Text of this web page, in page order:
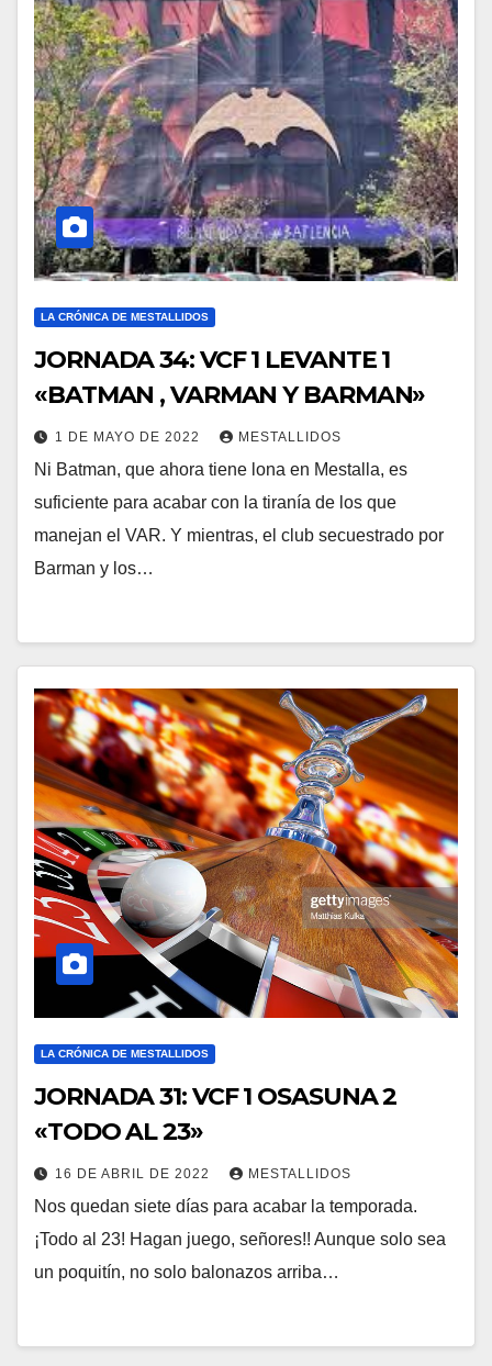
LA CRÓNICA DE MESTALLIDOS
JORNADA 34: VCF 1 LEVANTE 1
«BATMAN , VARMAN Y BARMAN»
1 DE MAYO DE 2022 MESTALLIDOS
Ni Batman, que ahora tiene lona en Mestalla, es
suficiente para acabar con la tiranía de los que
manejan el VAR. Y mientras, el club secuestrado por
Barman y los…
LA CRÓNICA DE MESTALLIDOS
JORNADA 31: VCF 1 OSASUNA 2
«TODO AL 23»
16 DE ABRIL DE 2022 MESTALLIDOS
Nos quedan siete días para acabar la temporada.
¡Todo al 23! Hagan juego, señores!! Aunque solo sea
un poquitín, no solo balonazos arriba…